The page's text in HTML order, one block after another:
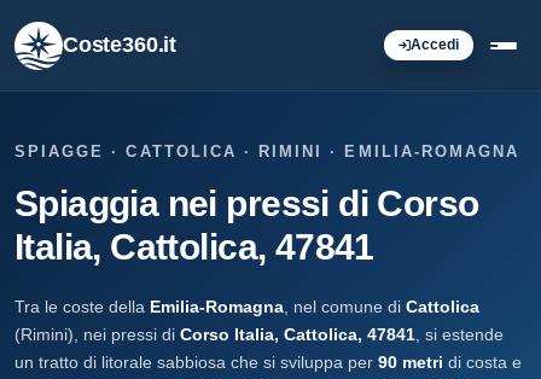
Coste360.it Accedi
SPIAGGE · CATTOLICA · RIMINI · EMILIA-ROMAGNA
Spiaggia nei pressi di Corso
Italia, Cattolica, 47841
Tra le coste della Emilia-Romagna , nel comune di Cattolica
(Rimini), nei pressi di Corso Italia, Cattolica, 47841 , si estende
un tratto di litorale sabbiosa che si sviluppa per 90 metri di costa e